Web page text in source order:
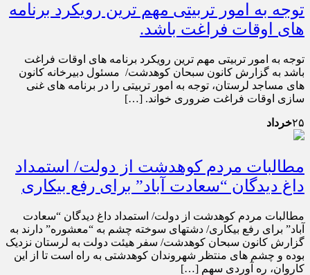
توجه به امور تربیتی مهم ترین رویکرد برنامه
های اوقات فراغت باشد.
توجه به امور تربیتی مهم ترین رویکرد برنامه های اوقات فراغت
باشد به گزارش کانون سبحان کوهدشت/ مسئول دبیرخانه کانون
های مساجد لرستان، توجه به امور تربیتی را در برنامه های غنی
سازی اوقات فراغت ضروری خواند. […]
۲۵خرداد
مطالبات مردم کوهدشت از دولت/ استمداد
داغ دیدگان “سعادت آباد” برای رفع بیکاری
مطالبات مردم کوهدشت از دولت/ استمداد داغ دیدگان “سعادت
آباد” برای رفع بیکاری/ دشتهای سوخته چشم به “معشوره” دارند به
گزارش کانون سبحان کوهدشت/ سفر هیئت دولت به لرستان نزدیک
بوده و چشم های منتظر شهروندان کوهدشتی به راه است تا از این
کاروان، ره آوردی سهم […]